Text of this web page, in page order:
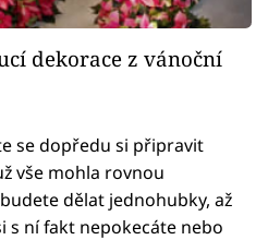
dekorace z vánoční
se dopředu si připravit
vše mohla rovnou
dělat jednohubky, až
s ní fakt nepokecáte nebo